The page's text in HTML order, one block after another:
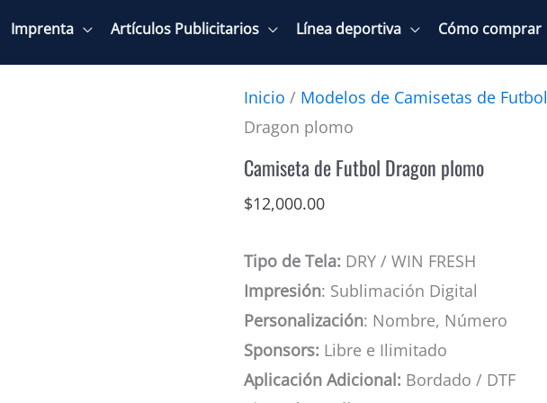
Imprenta Artículos Publicitarios Línea deportiva Cómo comprar
Inicio / Modelos de Camisetas de Futbol
Dragon plomo
Camiseta de Futbol Dragon plomo
$12,000.00
Tipo de Tela: DRY / WIN FRESH
Impresión: Sublimación Digital
Personalización: Nombre, Número
Sponsors: Libre e Ilimitado
Aplicación Adicional: Bordado / DTF